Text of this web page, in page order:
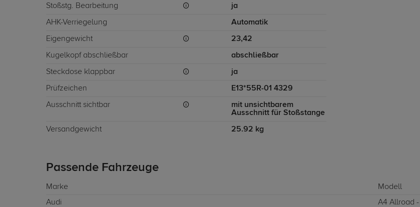
Stoßstg. Bearbeitung ja
AHK-Verriegelung Automatik
Eigengewicht 23,42
Kugelkopf abschließbar abschließbar
Steckdose klappbar ja
Prüfzeichen E13*55R-01 4329
Ausschnitt sichtbar
mit unsichtbarem
Ausschnitt für Stoßstange
Versandgewicht 25.92 kg
Passende Fahrzeuge
Marke Modell
Audi
A4 Allroad